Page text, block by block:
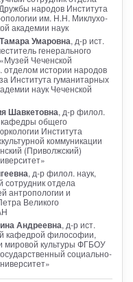
народов Института
им. Н.Н. Миклухо-
академии наук
Умаровна, д-р ист.
генерального
Чеченской
отделом истории народов
Института гуманитарных
наук Чеченской
Шавкетовна, д-р филол.
общего
Института
коммуникации
(Приволжский)
, д-р филол. наук,
отдела
антропологии и
Великого
Андреевна, д-р ист.
кафедрой философии,
мировой культуры ФГБОУ
социально-